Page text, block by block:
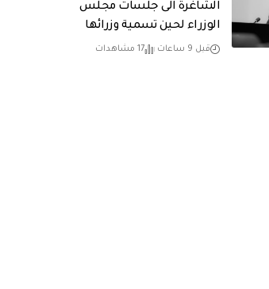
الشاغرة الى جلسات مجلس
الوزراء لحين تسمية وزرائها
قبل 9 ساعات 17 مشاهدات